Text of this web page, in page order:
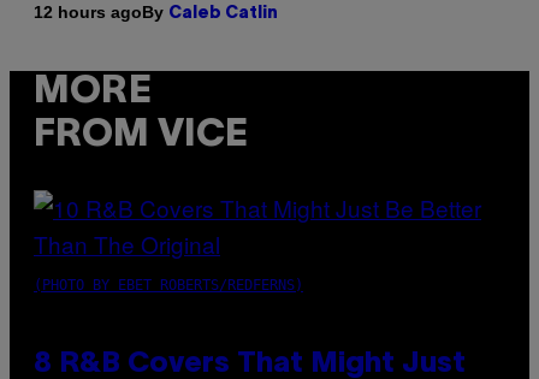
12 hours agoBy Caleb Catlin
MORE
FROM VICE
(PHOTO BY EBET ROBERTS/REDFERNS)
8 R&B Covers That Might Just